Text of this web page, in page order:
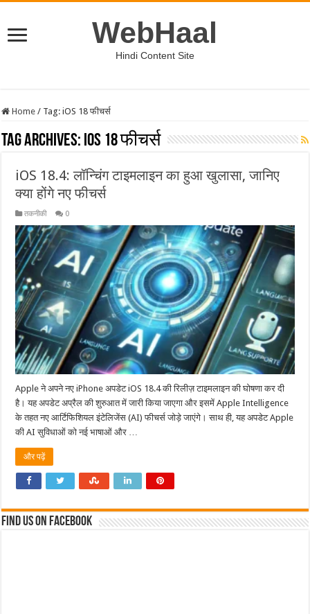
WebHaal
Hindi Content Site
Home / Tag:iOS 18 फीचर्स
Tag Archives: iOS 18 फीचर्स
iOS 18.4: लॉन्चिंग टाइमलाइन का हुआ खुलासा, जानिए
क्या होंगे नए फीचर्स
तकनीकी 0
Apple ने अपने नए iPhone अपडेट iOS 18.4 की रिलीज़ टाइमलाइन की घोषणा कर दी
है। यह अपडेट अप्रैल की शुरुआत में जारी किया जाएगा और इसमें Apple Intelligence
के तहत नए आर्टिफिशियल इंटेलिजेंस (AI) फीचर्स जोड़े जाएंगे। साथ ही, यह अपडेट Apple
की AI सुविधाओं को नई भाषाओं और …
और पढ़ें
Find us on Facebook